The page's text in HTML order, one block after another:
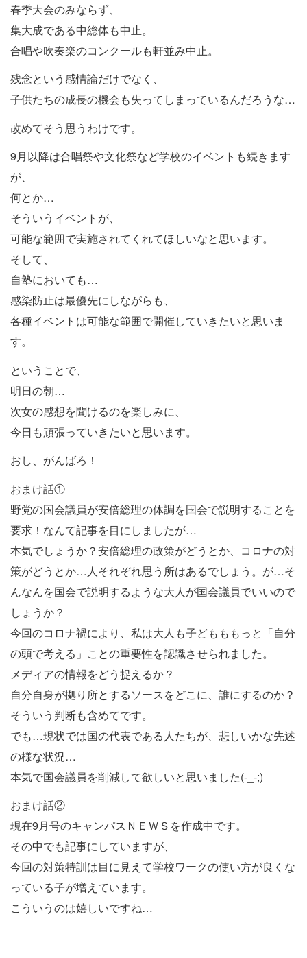
春季大会のみならず、
集大成である中総体も中止。
合唱や吹奏楽のコンクールも軒並み中止。
残念という感情論だけでなく、
子供たちの成長の機会も失ってしまっているんだろうな…
改めてそう思うわけです。
9月以降は合唱祭や文化祭など学校のイベントも続きます
が、
何とか…
そういうイベントが、
可能な範囲で実施されてくれてほしいなと思います。
そして、
自塾においても…
感染防止は最優先にしながらも、
各種イベントは可能な範囲で開催していきたいと思いま
す。
ということで、
明日の朝…
次女の感想を聞けるのを楽しみに、
今日も頑張っていきたいと思います。
おし、がんばろ！
おまけ話①
野党の国会議員が安倍総理の体調を国会で説明することを
要求！なんて記事を目にしましたが…
本気でしょうか？安倍総理の政策がどうとか、コロナの対
策がどうとか…人それぞれ思う所はあるでしょう。が…そ
んなんを国会で説明するような大人が国会議員でいいので
しょうか？
今回のコロナ禍により、私は大人も子どもももっと「自分
の頭で考える」ことの重要性を認識させられました。
メディアの情報をどう捉えるか？
自分自身が拠り所とするソースをどこに、誰にするのか？
そういう判断も含めてです。
でも…現状では国の代表である人たちが、悲しいかな先述
の様な状況…
本気で国会議員を削減して欲しいと思いました(-_-;)
おまけ話②
現在9月号のキャンパスＮＥＷＳを作成中です。
その中でも記事にしていますが、
今回の対策特訓は目に見えて学校ワークの使い方が良くな
っている子が増えています。
こういうのは嬉しいですね…